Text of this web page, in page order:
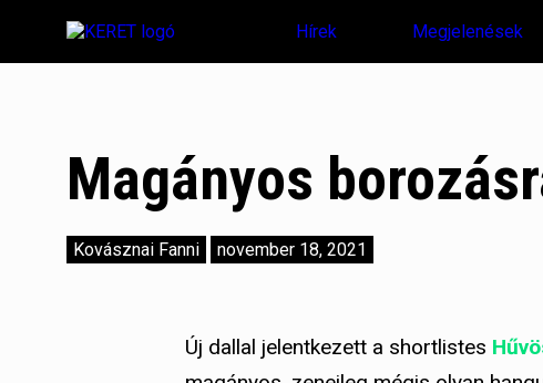
Hírek Megjelenések
Magányos
Kovásznai Fanni november 18, 2021
Új dallal jelentkezett a shortlistes